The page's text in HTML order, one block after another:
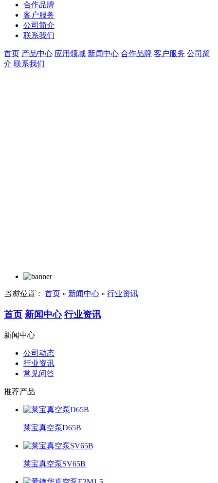
合作品牌
客户服务
公司简介
联系我们
首页 产品中心 应用领域 新闻中心 合作品牌 客户服务 公司简
介 联系我们
当前位置： 首页 » 新闻中心 » 行业资讯
首页 新闻中心 行业资讯
新闻中心
公司动态
行业资讯
常见问答
推荐产品
莱宝真空泵D65B
莱宝真空泵SV65B